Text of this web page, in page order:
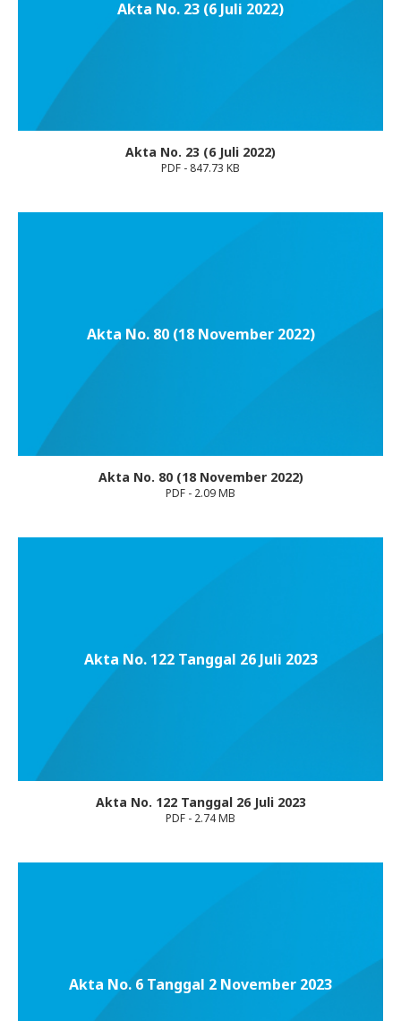
Akta No. 23 (6 Juli 2022)
Akta No. 23 (6 Juli 2022)
PDF - 847.73 KB
Akta No. 80 (18 November 2022)
Akta No. 80 (18 November 2022)
PDF - 2.09 MB
Akta No. 122 Tanggal 26 Juli 2023
Akta No. 122 Tanggal 26 Juli 2023
PDF - 2.74 MB
Akta No. 6 Tanggal 2 November 2023